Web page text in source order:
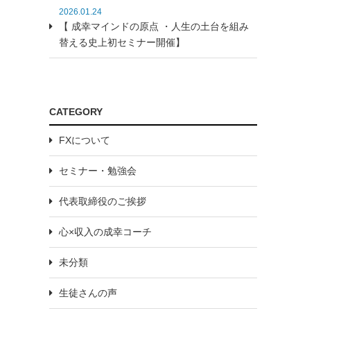
2026.01.24
【 成幸マインドの原点 ・人生の土台を組み
替える史上初セミナー開催】
CATEGORY
FXについて
セミナー・勉強会
代表取締役のご挨拶
心×収入の成幸コーチ
未分類
生徒さんの声